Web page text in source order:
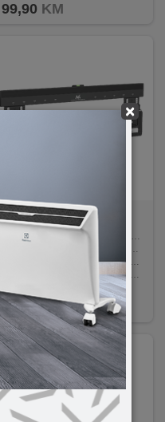
×
99,90 KM
Maclean MC-481
Podržava TV ekrane (37"–80") s nosivošću do 75 kg
Ultra-flat dizajn daje gotovo „zidni“ izgled televizoru
Sigurnosne kuke osiguravaju da TV ostane sigurno na mjestu
Čvrsta i izdržljiva metalna konstrukcija s kompletnim priborom za montažu
71,90KM